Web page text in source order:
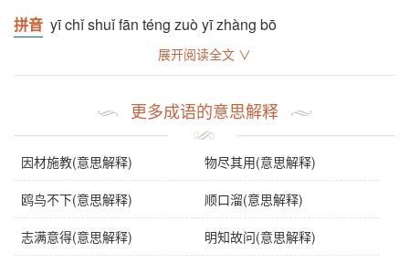
拼音 yī chǐ shuǐ fān téng zuò yī zhàng bō
一 ㄔˇ ㄕㄨㄟˇ ㄈㄢ ㄊㄥˊ ㄗㄨㄛˋ 一 ㄓㄤˋ ㄅㄛ
一尺水翻腾做一丈波是中性词。
用法 作定语、宾语、分句；指夸张。
近义词
一尺水翻腾做百丈波
字义分解
展开阅读全文 ∨
更多成语的意思解释
因材施教(意思解释) 物尽其用(意思解释)
鸥鸟不下(意思解释) 顺口溜(意思解释)
志满意得(意思解释) 明知故问(意思解释)